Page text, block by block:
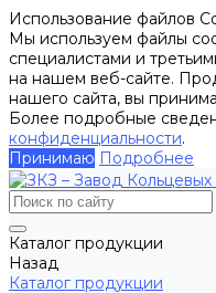
Использование файлов
Мы используем файлы
специалистами и
на нашем веб-сайте.
нашего сайта, вы
Более подробные
конфиденциальности.
Принимаю Подробнее
Каталог продукции
Назад
Каталог продукции